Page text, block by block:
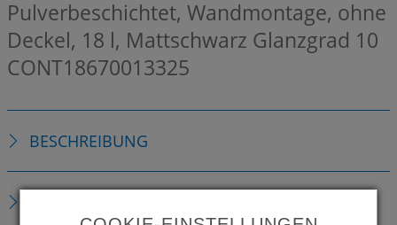
Pulverbeschichtet, Wandmontage, ohne
Deckel, 18 l, Mattschwarz Glanzgrad 10
CONT18670013325
BESCHREIBUNG